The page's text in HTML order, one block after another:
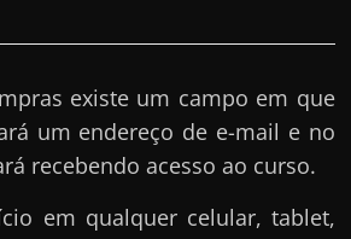
existe um campo em que
um endereço de e-mail e no
recebendo acesso ao curso.
em qualquer celular, tablet,